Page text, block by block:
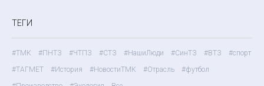
ТЕГИ
#ТМК #ПНТЗ #ЧТПЗ #СТЗ #НашиЛюди #СинТЗ #ВТЗ
#спорт
#ТАГМЕТ
#История #НовостиТМК #Отрасль
#футбол